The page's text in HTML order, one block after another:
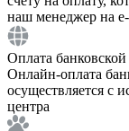
наш менеджер на
Оплата
Онлайн-оплата
осуществляется с
центра